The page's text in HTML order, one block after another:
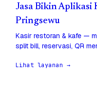
Jasa Bikin Aplikasi
Pringsewu
Kasir restoran & kafe —
split bill, reservasi, QR
Lihat layanan →